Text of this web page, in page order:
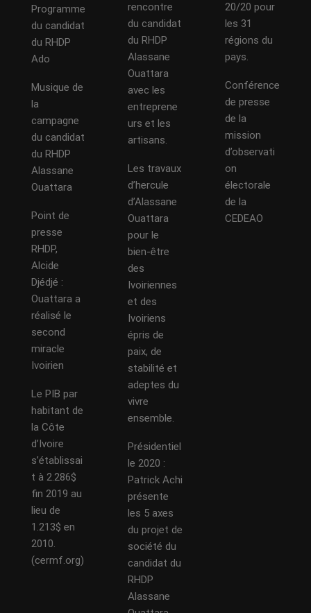
Programme
du candidat
du RHDP
Ado
Musique de
la
campagne
du candidat
du RHDP
Alassane
Ouattara
Point de
presse
RHDP,
Alcide
Djédjé :
Ouattara a
réalisé le
second
miracle
Ivoirien
Le PIB par
habitant de
la Côte
d’Ivoire
s’établissai
t à 2.286$
fin 2019 au
lieu de
1.213$ en
2010.
(cermf.org)
rencontre
du candidat
du RHDP
Alassane
Ouattara
avec les
entreprene
urs et les
artisans.
Les travaux
d’hercule
d’Alassane
Ouattara
pour le
bien-être
des
Ivoiriennes
et des
Ivoiriens
épris de
paix, de
stabilité et
adeptes du
vivre
ensemble.
Présidentiel
le 2020 :
Patrick Achi
présente
les 5 axes
du projet de
société du
candidat du
RHDP
Alassane
20/20 pour
les 31
régions du
pays.
Conférence
de presse
de la
mission
d’observati
on
électorale
de la
CEDEAO